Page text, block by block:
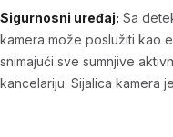
Sigurnosni uređaj: Sa
kamera može poslužiti kao
snimajući sve sumnjive
kancelariju. Sijalica kamera